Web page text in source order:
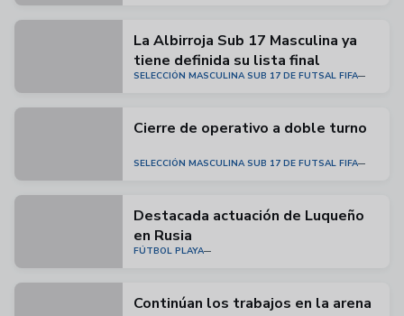
La Albirroja Sub 17 Masculina ya
tiene definida su lista final
SELECCIÓN MASCULINA SUB 17 DE FUTSAL FIFA
Cierre de operativo a doble turno
SELECCIÓN MASCULINA SUB 17 DE FUTSAL FIFA
Destacada actuación de Luqueño
en Rusia
FÚTBOL PLAYA
Continúan los trabajos en la arena